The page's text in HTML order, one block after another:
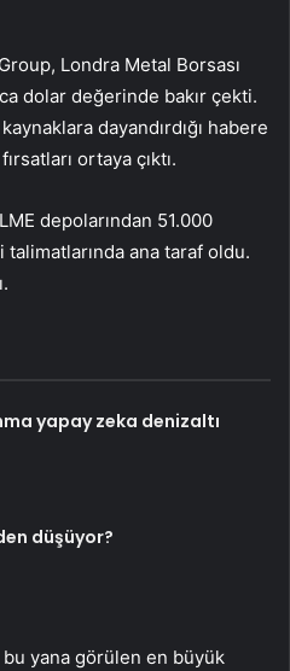
Londra Metal Borsası
dolar değerinde bakır çekti.
dayandırdığı habere
ortaya çıktı.
depolarından 51.000
ana taraf oldu.
yapay zeka denizaltı
düşüyor?
bu yana görülen en büyük